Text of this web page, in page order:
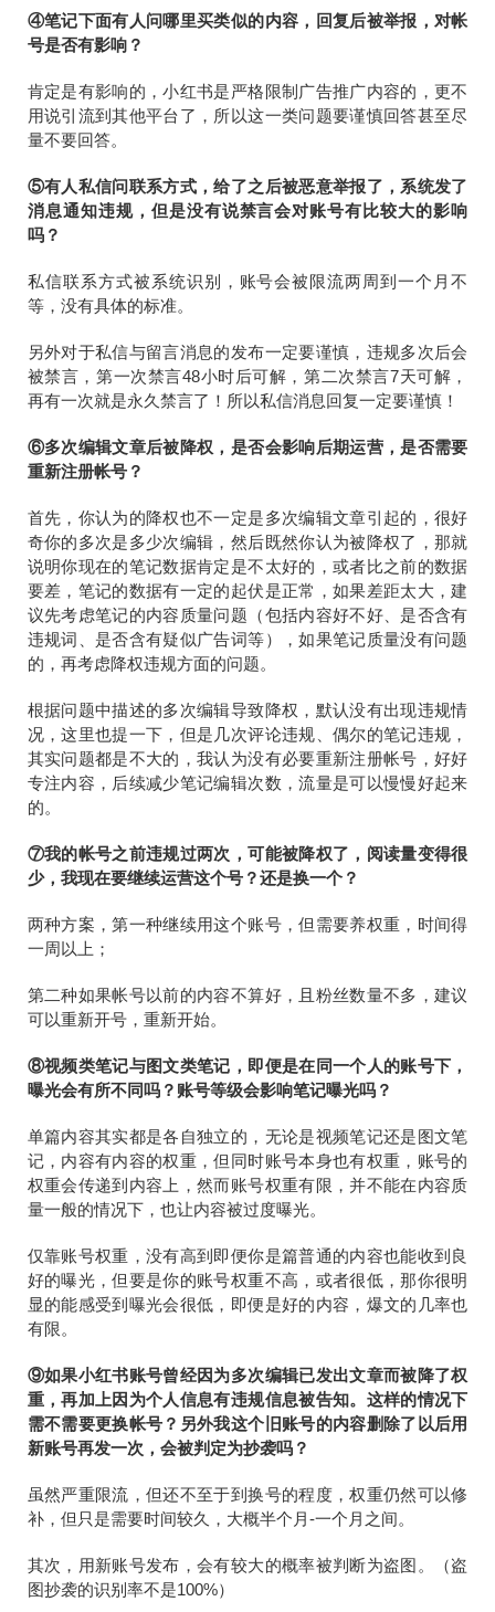
④笔记下面有人问哪里买类似的内容，回复后被举报，对帐
号是否有影响？
肯定是有影响的，小红书是严格限制广告推广内容的，更不
用说引流到其他平台了，所以这一类问题要谨慎回答甚至尽
量不要回答。
⑤有人私信问联系方式，给了之后被恶意举报了，系统发了
消息通知违规，但是没有说禁言会对账号有比较大的影响
吗？
私信联系方式被系统识别，账号会被限流两周到一个月不
等，没有具体的标准。
另外对于私信与留言消息的发布一定要谨慎，违规多次后会
被禁言，第一次禁言48小时后可解，第二次禁言7天可解，
再有一次就是永久禁言了！所以私信消息回复一定要谨慎！
⑥多次编辑文章后被降权，是否会影响后期运营，是否需要
重新注册帐号？
首先，你认为的降权也不一定是多次编辑文章引起的，很好
奇你的多次是多少次编辑，然后既然你认为被降权了，那就
说明你现在的笔记数据肯定是不太好的，或者比之前的数据
要差，笔记的数据有一定的起伏是正常，如果差距太大，建
议先考虑笔记的内容质量问题（包括内容好不好、是否含有
违规词、是否含有疑似广告词等），如果笔记质量没有问题
的，再考虑降权违规方面的问题。
根据问题中描述的多次编辑导致降权，默认没有出现违规情
况，这里也提一下，但是几次评论违规、偶尔的笔记违规，
其实问题都是不大的，我认为没有必要重新注册帐号，好好
专注内容，后续减少笔记编辑次数，流量是可以慢慢好起来
的。
⑦我的帐号之前违规过两次，可能被降权了，阅读量变得很
少，我现在要继续运营这个号？还是换一个？
两种方案，第一种继续用这个账号，但需要养权重，时间得
一周以上；
第二种如果帐号以前的内容不算好，且粉丝数量不多，建议
可以重新开号，重新开始。
⑧视频类笔记与图文类笔记，即便是在同一个人的账号下，
曝光会有所不同吗？账号等级会影响笔记曝光吗？
单篇内容其实都是各自独立的，无论是视频笔记还是图文笔
记，内容有内容的权重，但同时账号本身也有权重，账号的
权重会传递到内容上，然而账号权重有限，并不能在内容质
量一般的情况下，也让内容被过度曝光。
仅靠账号权重，没有高到即便你是篇普通的内容也能收到良
好的曝光，但要是你的账号权重不高，或者很低，那你很明
显的能感受到曝光会很低，即便是好的内容，爆文的几率也
有限。
⑨如果小红书账号曾经因为多次编辑已发出文章而被降了权
重，再加上因为个人信息有违规信息被告知。这样的情况下
需不需要更换帐号？另外我这个旧账号的内容删除了以后用
新账号再发一次，会被判定为抄袭吗？
虽然严重限流，但还不至于到换号的程度，权重仍然可以修
补，但只是需要时间较久，大概半个月-一个月之间。
其次，用新账号发布，会有较大的概率被判断为盗图。（盗
图抄袭的识别率不是100%）